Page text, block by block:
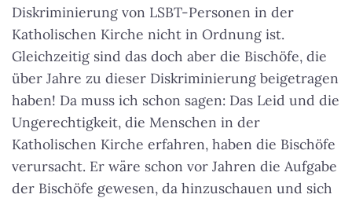
Diskriminierung von LSBT-Personen in der
Katholischen Kirche nicht in Ordnung ist.
Gleichzeitig sind das doch aber die Bischöfe, die
über Jahre zu dieser Diskriminierung beigetragen
haben! Da muss ich schon sagen: Das Leid und die
Ungerechtigkeit, die Menschen in der
Katholischen Kirche erfahren, haben die Bischöfe
verursacht. Er wäre schon vor Jahren die Aufgabe
der Bischöfe gewesen, da hinzuschauen und sich